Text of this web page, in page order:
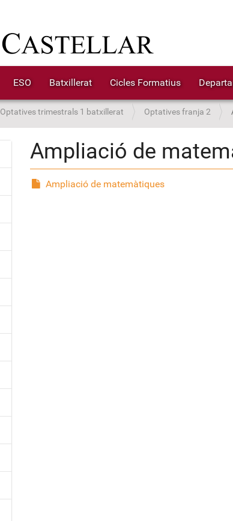
ESO Batxillerat Cicles Formatius
Optatives trimestrals 1 batxillerat Optatives franja 2
Ampliació de
Ampliació de matemàtiques